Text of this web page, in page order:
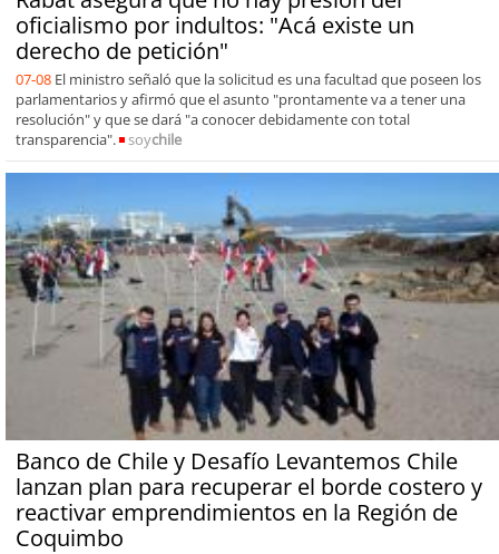
oficialismo por indultos: "Acá existe un
derecho de petición"
07-08 El ministro señaló que la solicitud es una facultad que poseen los
parlamentarios y afirmó que el asunto "prontamente va a tener una
resolución" y que se dará "a conocer debidamente con total
transparencia".
soychile
Banco de Chile y Desafío Levantemos Chile
lanzan plan para recuperar el borde costero y
reactivar emprendimientos en la Región de
Coquimbo